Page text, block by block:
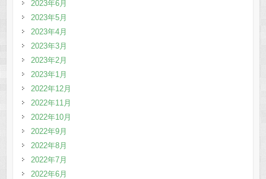
2023年6月
2023年5月
2023年4月
2023年3月
2023年2月
2023年1月
2022年12月
2022年11月
2022年10月
2022年9月
2022年8月
2022年7月
2022年6月